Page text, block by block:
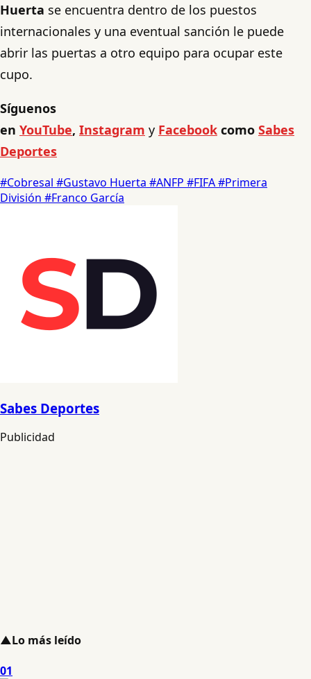
Huerta se encuentra dentro de los puestos
internacionales y una eventual sanción le puede
abrir las puertas a otro equipo para ocupar este
cupo.
Síguenos
en YouTube, Instagram y Facebook como Sabes
Deportes
#Cobresal #Gustavo Huerta #ANFP #FIFA#Primera
División #Franco García
Sabes Deportes
Publicidad
▲Lo más leído
01